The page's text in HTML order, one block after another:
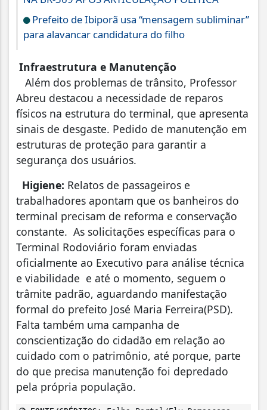
Prefeito de Ibiporã usa “mensagem subliminar”
para alavancar candidatura do filho
Infraestrutura e Manutenção
Além dos problemas de trânsito, Professor
Abreu destacou a necessidade de reparos
físicos na estrutura do terminal, que apresenta
sinais de desgaste. Pedido de manutenção em
estruturas de proteção para garantir a
segurança dos usuários.
Higiene: Relatos de passageiros e
trabalhadores apontam que os banheiros do
terminal precisam de reforma e conservação
constante. As solicitações específicas para o
Terminal Rodoviário foram enviadas
oficialmente ao Executivo para análise técnica
e viabilidade e até o momento, seguem o
trâmite padrão, aguardando manifestação
formal do prefeito José Maria Ferreira(PSD).
Falta também uma campanha de
conscientização do cidadão em relação ao
cuidado com o patrimônio, até porque, parte
do que precisa manutenção foi depredado
pela própria população.